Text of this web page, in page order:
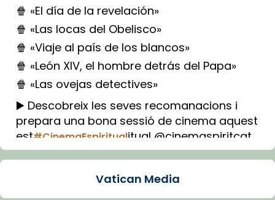
🍿 «El día de la revelación»
🍿 «Las locas del Obelisco»
🍿 «Viaje al país de los blancos»
🍿 «León XIV, el hombre detrás del Papa»
🍿 «Las ovejas detectives»
▶️ Descobreix les seves recomanacions i
prepara una bona sessió de cinema aquest
est#CinemaEspiritualitual @cinemaspiritcat
Imatge: Generada amb IA (OpenAI)
Vatican Media